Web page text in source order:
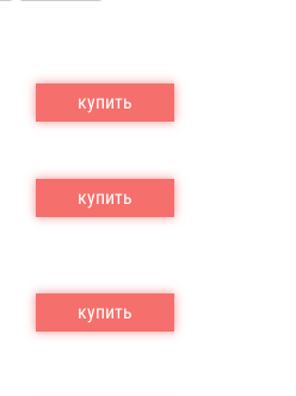
купить
купить
купить